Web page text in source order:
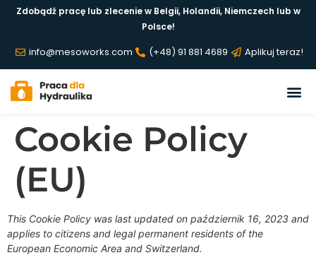
Zdobądź pracę lub zlecenie w Belgii, Holandii, Niemczech lub w
Polsce!
info@mesoworks.com (+48) 91 881 4689 Aplikuj teraz!
Cookie Policy
(EU)
This Cookie Policy was last updated on październik 16, 2023 and
applies to citizens and legal permanent residents of the
European Economic Area and Switzerland.